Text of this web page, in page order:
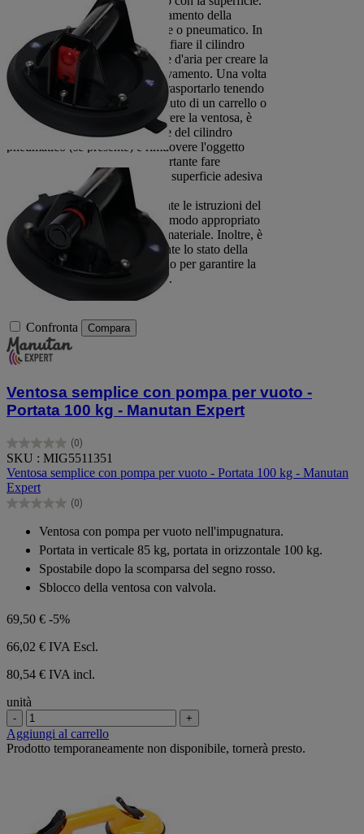
Aziona il meccanismo di sollevamento della
ventosa, che può essere manuale o pneumatico. In
alcuni modelli, è necessario gonfiare il cilindro
pneumatico con un compressore d'aria per creare la
pressione necessaria per il sollevamento. Una volta
sollevato l'oggetto, è possibile trasportarlo tenendo
la ventosa con le mani o con l'aiuto di un carrello o
di un altro supporto. Per rimuovere la ventosa, è
necessario rilasciare la pressione del cilindro
pneumatico (se presente) e rimuovere l'oggetto
dalla superficie adesiva. È importante fare
attenzione a non danneggiare la superficie adesiva
durante questa operazione.
È importante seguire attentamente le istruzioni del
produttore e usare la ventosa in modo appropriato
per evitare incidenti o danni al materiale. Inoltre, è
necessario verificare regolarmente lo stato della
ventosa e sostituirla se necessario per garantire la
massima sicurezza durante l'uso.
Confronta Compara
Ventosa semplice con pompa per vuoto -
Portata 100 kg - Manutan Expert
(0)
0.0
su
5
stelle.
SKU : MIG5511351
Ventosa semplice con pompa per vuoto - Portata 100 kg - Manutan
Expert
(0)
0.0
stelle.
Ventosa con pompa per vuoto nell'impugnatura.
Portata in verticale 85 kg, portata in orizzontale 100 kg.
Spostabile dopo la scomparsa del segno rosso.
Sblocco della ventosa con valvola.
69,50 € -5%
66,02 € IVA Escl.
80,54 € IVA incl.
unità
- +
Aggiungi al carrello
Prodotto temporaneamente non disponibile, tornerà presto.